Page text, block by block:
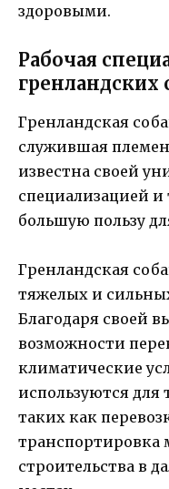
здоровыми.
Рабочая
гренландских
Гренландская
служившая
известна своей
специализацией
большую пользу
Гренландская
тяжелых и
Благодаря своей
возможности
климатические
используются
таких как
транспортировка
строительства в